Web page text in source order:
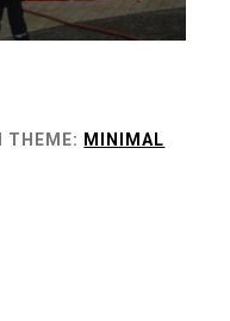
THEME: MINIMAL